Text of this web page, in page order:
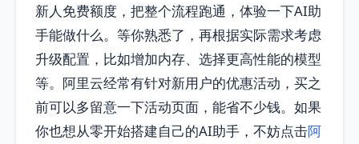
新人免费额度，把整个流程跑通，体验一下AI助
手能做什么。等你熟悉了，再根据实际需求考虑
升级配置，比如增加内存、选择更高性能的模型
等。阿里云经常有针对新用户的优惠活动，买之
前可以多留意一下活动页面，能省不少钱。如果
你也想从零开始搭建自己的AI助手，不妨点击阿